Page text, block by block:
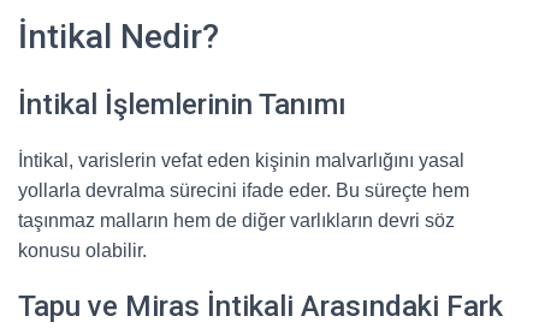
İntikal Nedir?
İntikal İşlemlerinin Tanımı
İntikal, varislerin vefat eden kişinin malvarlığını yasal
yollarla devralma sürecini ifade eder. Bu süreçte hem
taşınmaz malların hem de diğer varlıkların devri söz
konusu olabilir.
Tapu ve Miras İntikali Arasındaki Fark